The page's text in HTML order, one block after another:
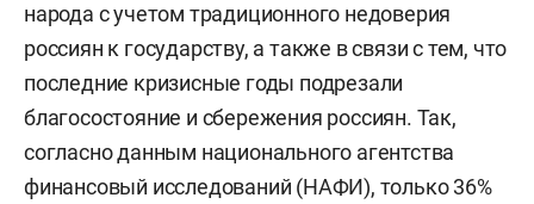
народа с учетом традиционного недоверия
россиян к государству, а также в связи с тем, что
последние кризисные годы подрезали
благосостояние и сбережения россиян. Так,
согласно данным национального агентства
финансовый исследований (НАФИ), только 36%